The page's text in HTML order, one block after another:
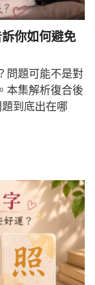
你如何避免
問題可能不是對
本集解析復合後
到底出在哪